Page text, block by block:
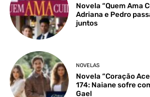
Novela “Quem Ama
Adriana e Pedro
juntos
NOVELAS
Novela “Coração
174: Naiane sofre
Gael